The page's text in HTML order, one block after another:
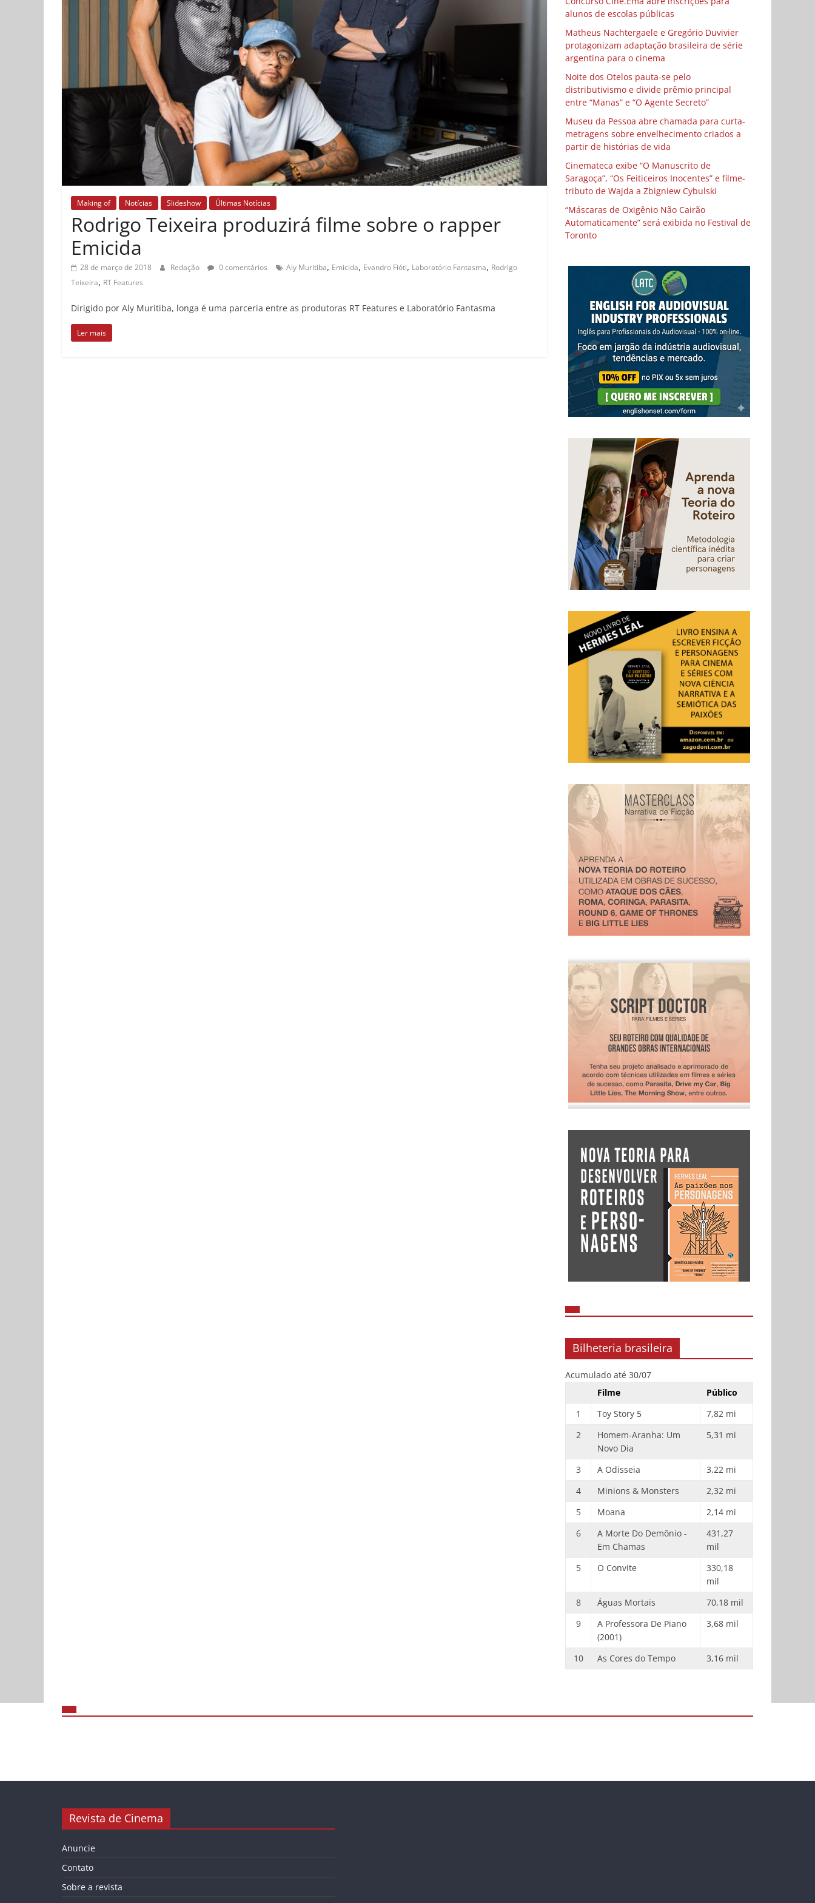
Making of Notícias Slideshow Últimas Notícias
Rodrigo Teixeira produzirá filme sobre o rapper
Emicida
28 de março de 2018 Redação 0 comentários Aly Muritiba, Emicida, Evandro Fióti, Laboratório Fantasma, Rodrigo
Teixeira, RT Features
Dirigido por Aly Muritiba, longa é uma parceria entre as produtoras RT Features e Laboratório Fantasma
Ler mais
alunos de escolas públicas
Matheus Nachtergaele e Gregório Duvivier
protagonizam adaptação brasileira de série
argentina para o cinema
Noite dos Otelos pauta-se pelo
distributivismo e divide prêmio principal
entre “Manas” e “O Agente Secreto”
Museu da Pessoa abre chamada para curta-
metragens sobre envelhecimento criados a
partir de histórias de vida
Cinemateca exibe “O Manuscrito de
Saragoça”, “Os Feiticeiros Inocentes” e filme-
tributo de Wajda a Zbigniew Cybulski
“Máscaras de Oxigênio Não Cairão
Automaticamente” será exibida no Festival de
Toronto
Bilheteria brasileira
Acumulado até 30/07
Filme
Público
1
Toy Story 5
7,82 mi
2
Homem-Aranha: Um
Novo Dia
5,31 mi
3 A Odisseia
3,22 mi
4
Minions & Monsters
2,32 mi
5
Moana
2,14 mi
6
A Morte Do Demônio -
Em Chamas
431,27
mil
5
O Convite
330,18
mil
8
Águas Mortais
70,18 mil
9
A Professora De Piano
(2001)
3,68 mil
10 As Cores do Tempo 3,16 mil
Revista de Cinema
Anuncie
Contato
Sobre a revista